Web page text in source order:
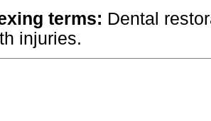
terms: Dental
injuries.